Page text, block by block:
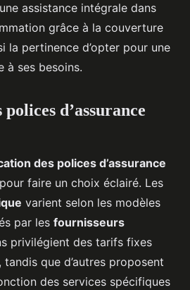
assistance intégrale dans
grâce à la couverture
la pertinence d’opter pour une
à ses besoins.
d’assurance
des polices d’assurance
faire un choix éclairé. Les
varient selon les modèles
par les fournisseurs
privilégient des tarifs fixes
tandis que d’autres proposent
des services spécifiques